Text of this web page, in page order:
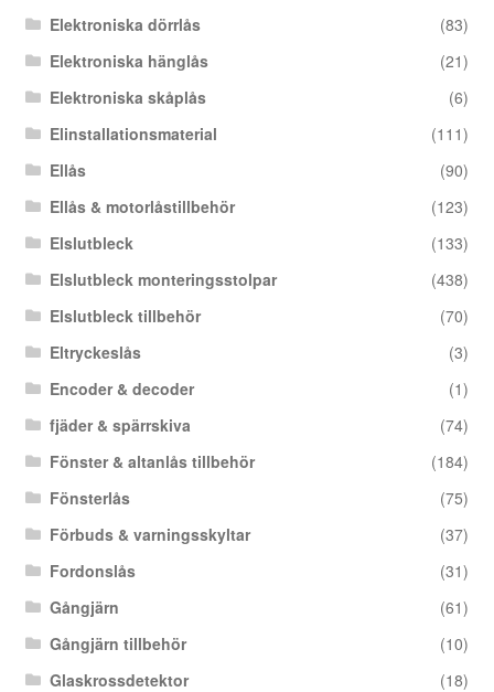
Elektroniska dörrlås
(83)
Elektroniska hänglås
(21)
Elektroniska skåplås
(6)
Elinstallationsmaterial
(111)
Ellås
(90)
Ellås & motorlåstillbehör
(123)
Elslutbleck
(133)
Elslutbleck monteringsstolpar
(438)
Elslutbleck tillbehör
(70)
Eltryckeslås
(3)
Encoder & decoder
(1)
fjäder & spärrskiva
(74)
Fönster & altanlås tillbehör
(184)
Fönsterlås
(75)
Förbuds & varningsskyltar
(37)
Fordonslås
(31)
Gångjärn
(61)
Gångjärn tillbehör
(10)
Glaskrossdetektor
(18)